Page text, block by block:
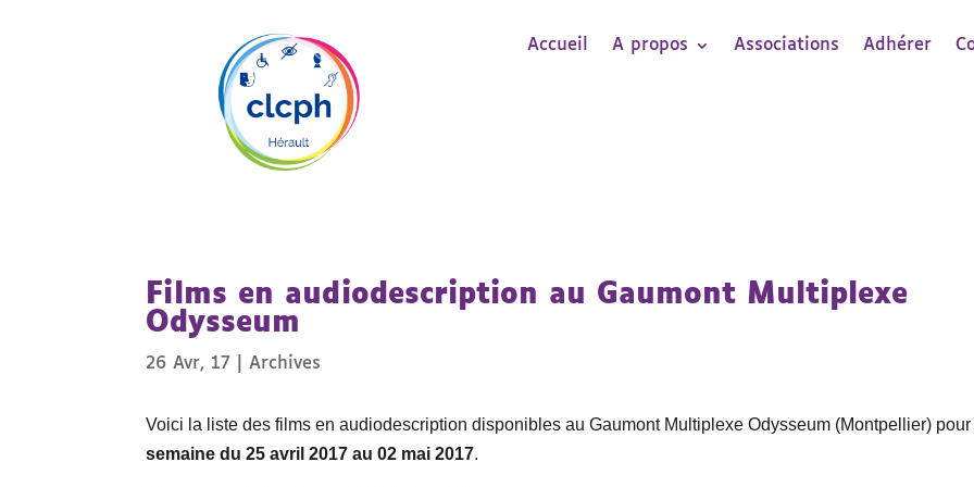
Accueil A propos Associations Adhérer
Films en audiodescription au Gaumont Multiplexe
Odysseum
26 Avr, 17 |Archives
Voici la liste des films en audiodescription disponibles au Gaumont Multiplexe Odysseum (Montpellier) pour
semaine du 25 avril 2017 au 02 mai 2017.